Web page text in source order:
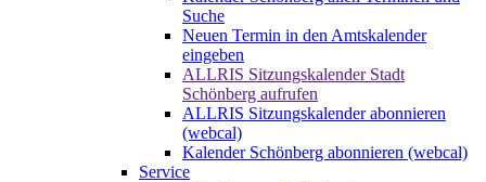
Suche
Neuen Termin in den Amtskalender
eingeben
ALLRIS Sitzungskalender Stadt
Schönberg aufrufen
ALLRIS Sitzungskalender abonnieren
(webcal)
Kalender Schönberg abonnieren (webcal)
Service